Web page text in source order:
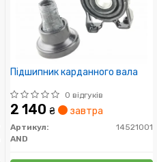
Підшипник карданного вала
0 відгуків
2 140 ₴ завтра
Артикул:
14521001
AND